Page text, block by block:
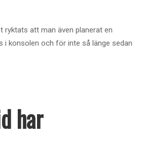
att man även planerat en
i konsolen och för inte så länge sedan
har